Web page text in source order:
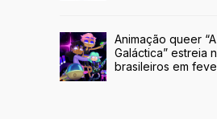
Animação queer
Galáctica” estreia
brasileiros em